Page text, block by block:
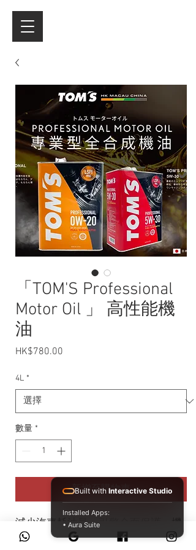
「TOM'S Professional
Motor Oil 」 高性能機
油
HK$780.00
4L *
數量 *
新增至購物車
減少汽車耗油量、引擎全面保護、機
油更耐用！
Built with Interactive Studio
Installed Apps:
• Aura Suite